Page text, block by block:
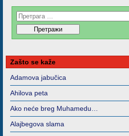
Zašto se kaže
Adamova jabučica
Ahilova peta
Ako neće breg Muhamedu…
Alajbegova slama